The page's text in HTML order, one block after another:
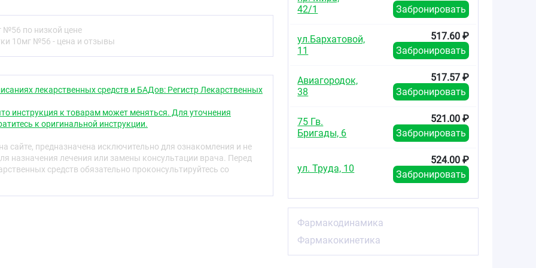
без собственной симпатомиметической
мембраностабилизирующим действием. Снижает
крови, уменьшает потребность миокарда в кислороде,
сокращений (ЧСС) (в покое и при нагрузке).
антиангинальное и антиаритмическое действие.
бета1-адренорецепторы сердца, уменьшает
образование циклического
из аденозинтрифосфата (АТФ), снижает
кальция, оказывает отрицательное хроно-, дромо-,
№56 по низкой цене
10мг №56 - цена и отзывы
лекарственных средств и БАДов: Регистр Лекарственных
инструкция к товарам может меняться. Для уточнения
к оригинальной инструкции.
сайте, предназначена исключительно для ознакомления и не
назначения лечения или замены консультации врача. Перед
средств обязательно проконсультируйтесь со
42/1
Забронировать
ул.Бархатовой,
11
517.60 ₽
Забронировать
Авиагородок,
38
517.57 ₽
Забронировать
75 Гв.
Бригады, 6
521.00 ₽
Забронировать
ул. Труда, 10
524.00 ₽
Забронировать
Фармакодинамика
Фармакокинетика